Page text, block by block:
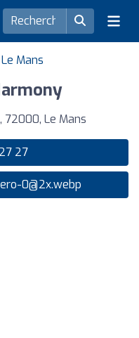
Mans
72000, Le Mans
27
0@2x.webp